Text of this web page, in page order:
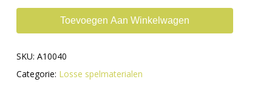
Toevoegen Aan Winkelwagen
SKU: A10040
Categorie: Losse spelmaterialen